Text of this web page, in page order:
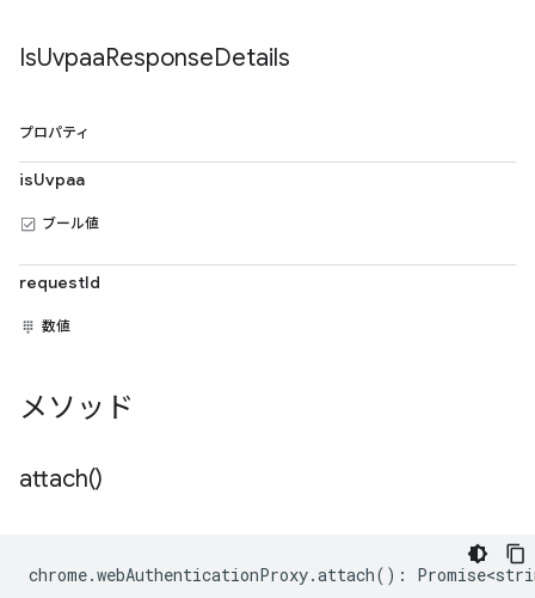
IsUvpaaResponseDetails
プロパティ
isUvpaa
ブール値
requestId
数値
メソッド
attach()
chrome.webAuthenticationProxy.attach() :